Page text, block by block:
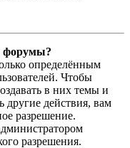
форумы?
определённым
Чтобы
в них темы и
другие действия, вам
разрешение.
разрешения.